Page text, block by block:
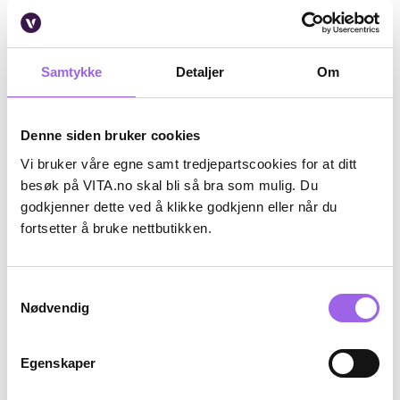
Samtykke Detaljer Om
Denne siden bruker cookies
Vi bruker våre egne samt tredjepartscookies for at ditt
besøk på VITA.no skal bli så bra som mulig. Du
godkjenner dette ved å klikke godkjenn eller når du
fortsetter å bruke nettbutikken.
Nødvendig
Egenskaper
Garnier
Garnier Nutrisse Cream 9 Meget
Lys Blond
110,-110 NOK
Kjøp
Karakter:
4.5 av 5 mulige
Garnier Nutrisse Ultra Lift UL3
Medium Brown Hair
Kjøp
25%